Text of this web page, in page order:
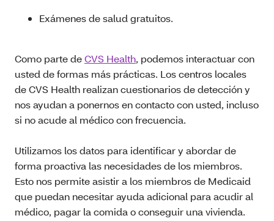
Exámenes de salud gratuitos.
Como parte deCVS Health, podemos interactuar con
usted de formas más prácticas. Los centros locales
de CVS Health realizan cuestionarios de detección y
nos ayudan a ponernos en contacto con usted, incluso
si no acude al médico con frecuencia.
Utilizamos los datos para identificar y abordar de
forma proactiva las necesidades de los miembros.
Esto nos permite asistir a los miembros de Medicaid
que puedan necesitar ayuda adicional para acudir al
médico, pagar la comida o conseguir una vivienda.